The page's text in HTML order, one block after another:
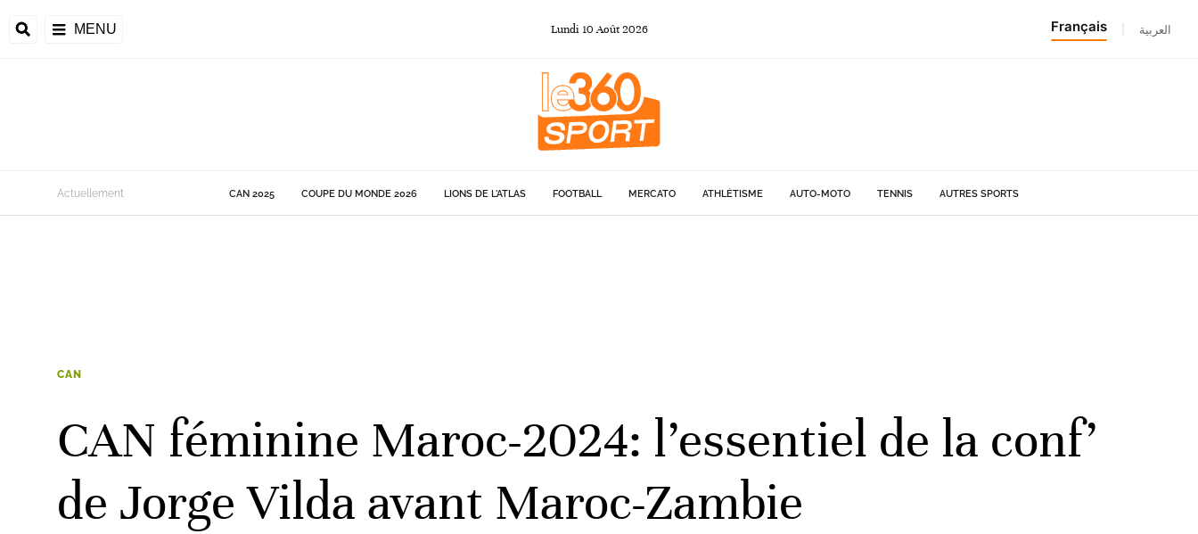
MENU Lundi 10 Août 2026 Français العربية
de la CAF
Actuellement CAN 2025 COUPE DU MONDE 2026 LIONS DE L'ATLAS FOOTBALL MERCATO ATHLÉTISME AUTO-MOTO TENNIS AUTRES SPORTS
CAN
CAN féminine Maroc-2024: l’essentiel de la conf’
de Jorge Vilda avant Maroc-Zambie